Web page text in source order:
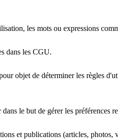
les mots ou expressions
dans les CGU.
objet de déterminer les règles
le but de gérer les préférences
et publications (articles, photos,